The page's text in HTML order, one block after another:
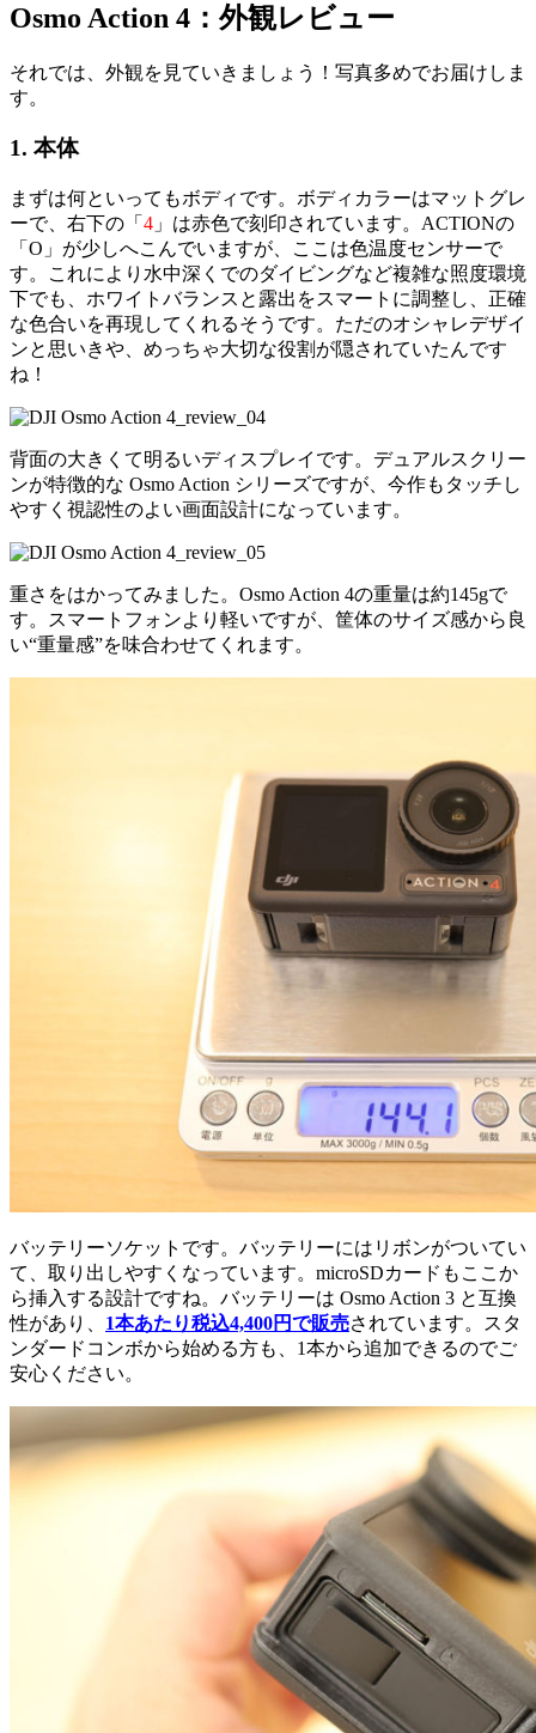
Osmo Action 4：外観レビュー
それでは、外観を見ていきましょう！写真多めでお届けしま
す。
1. 本体
まずは何といってもボディです。ボディカラーはマットグレ
ーで、右下の「 4 」は赤色で刻印されています。ACTIONの
「O」が少しへこんでいますが、ここは色温度センサーで
す。これにより水中深くでのダイビングなど複雑な照度環境
下でも、ホワイトバランスと露出をスマートに調整し、正確
な色合いを再現してくれるそうです。ただのオシャレデザイ
ンと思いきや、めっちゃ大切な役割が隠されていたんです
ね！
背面の大きくて明るいディスプレイです。デュアルスクリー
ンが特徴的な Osmo Action シリーズですが、今作もタッチし
やすく視認性のよい画面設計になっています。
重さをはかってみました。Osmo Action 4の重量は約145gで
す。スマートフォンより軽いですが、筐体のサイズ感から良
い“重量感”を味合わせてくれます。
バッテリーソケットです。バッテリーにはリボンがついてい
て、取り出しやすくなっています。microSDカードもここか
ら挿入する設計ですね。バッテリーは Osmo Action 3 と互換
性があり、 1本あたり税込4,400円で販売されています。スタ
ンダードコンボから始める方も、1本から追加できるのでご
安心ください。